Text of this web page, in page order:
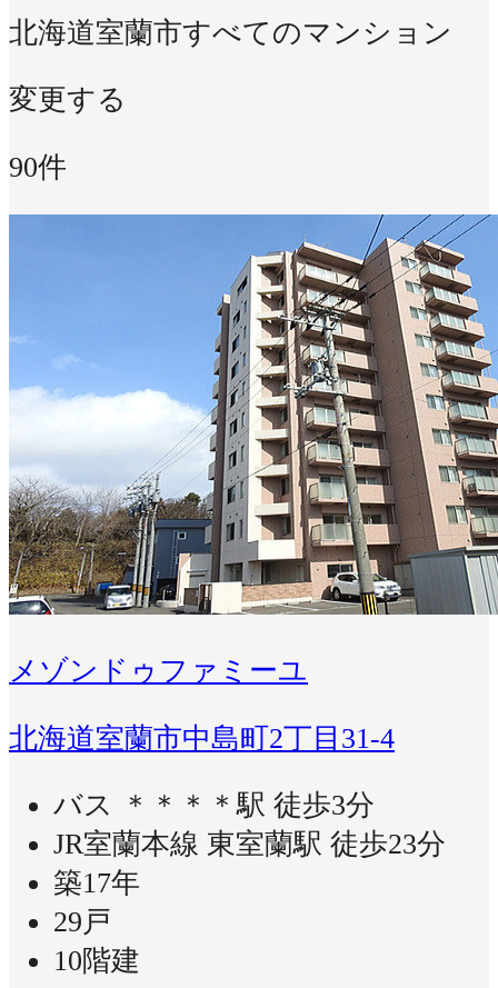
北海道室蘭市すべてのマンション
変更する
90件
メゾンドゥファミーユ
北海道室蘭市中島町2丁目31-4
バス ＊＊＊＊駅 徒歩3分
JR室蘭本線 東室蘭駅 徒歩23分
築17年
29戸
10階建